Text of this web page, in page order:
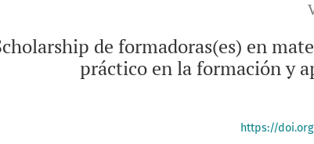
de formadoras(es) en
práctico en la formación y
https://doi.org/